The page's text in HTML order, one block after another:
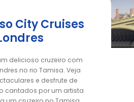
City Cruises
delicioso cruzeiro com
no rio Tamisa. Veja
e desfrute de
cantados por um artista